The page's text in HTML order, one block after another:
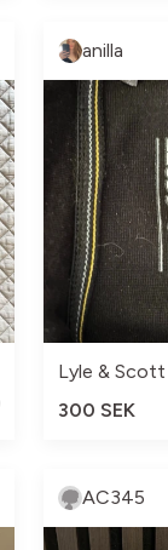
anilla
Lyle & Scott
300 SEK
AC345